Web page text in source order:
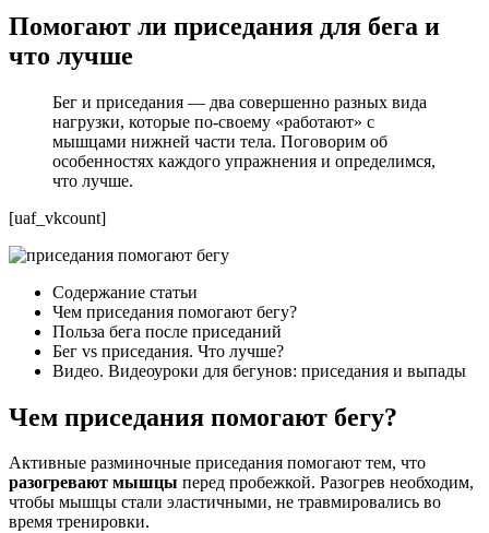
Помогают ли приседания для бега и
что лучше
Бег и приседания — два совершенно разных вида
нагрузки, которые по-своему «работают» с
мышцами нижней части тела. Поговорим об
особенностях каждого упражнения и определимся,
что лучше.
[uaf_vkcount]
Содержание статьи
Чем приседания помогают бегу?
Польза бега после приседаний
Бег vs приседания. Что лучше?
Видео. Видеоуроки для бегунов: приседания и выпады
Чем приседания помогают бегу?
Активные разминочные приседания помогают тем, что
разогревают мышцы перед пробежкой. Разогрев необходим,
чтобы мышцы стали эластичными, не травмировались во
время тренировки.